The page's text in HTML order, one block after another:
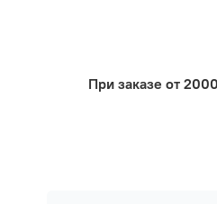
При заказе от